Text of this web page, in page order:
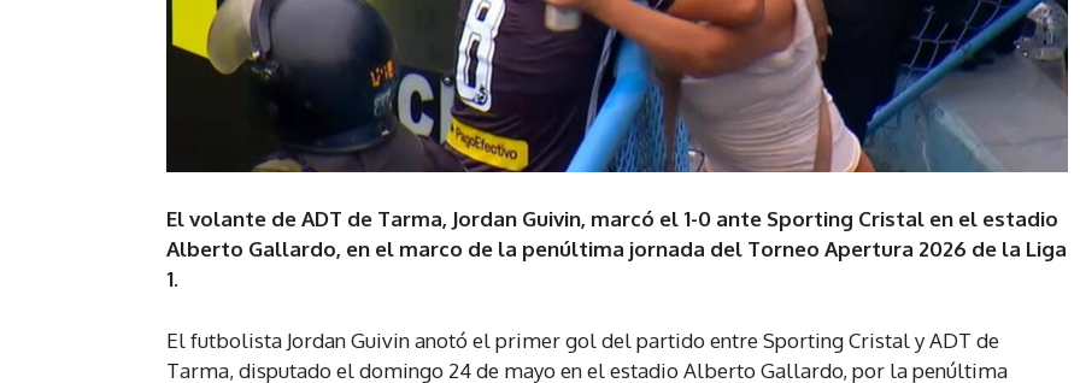
El volante de ADT de Tarma, Jordan Guivin, marcó el 1-0 ante Sporting Cristal en el estadio
Alberto Gallardo, en el marco de la penúltima jornada del Torneo Apertura 2026 de la Liga
1.
El futbolista Jordan Guivin anotó el primer gol del partido entre Sporting Cristal y ADT de
Tarma, disputado el domingo 24 de mayo en el estadio Alberto Gallardo, por la penúltima